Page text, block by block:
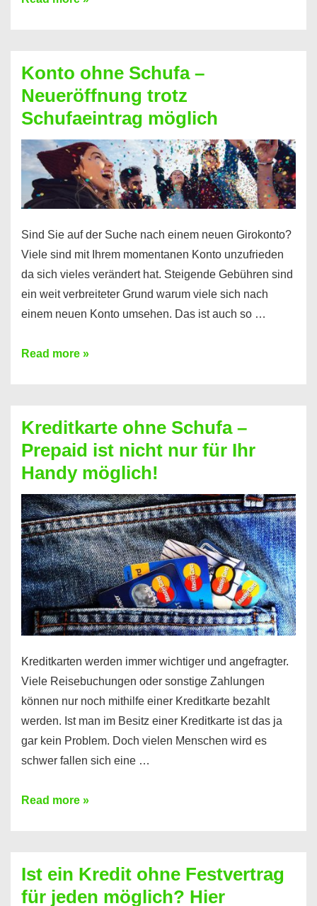
Sie
einen
Kredit
ohne
Einkommensnachweis
Konto ohne Schufa –
Neueröffnung trotz
Schufaeintrag möglich
Sind Sie auf der Suche nach einem neuen Girokonto?
Viele sind mit Ihrem momentanen Konto unzufrieden
da sich vieles verändert hat. Steigende Gebühren sind
ein weit verbreiteter Grund warum viele sich nach
einem neuen Konto umsehen. Das ist auch so …
Konto
Neueröffnung
trotz
Schufaeintrag
möglich
Read more »
Kreditkarte ohne Schufa –
Prepaid ist nicht nur für Ihr
Handy möglich!
Kreditkarten werden immer wichtiger und angefragter.
Viele Reisebuchungen oder sonstige Zahlungen
können nur noch mithilfe einer Kreditkarte bezahlt
werden. Ist man im Besitz einer Kreditkarte ist das ja
gar kein Problem. Doch vielen Menschen wird es
schwer fallen sich eine …
Kreditkarte
Prepaid
ist
Read more »
Ist ein Kredit ohne Festvertrag
für jeden möglich? Hier